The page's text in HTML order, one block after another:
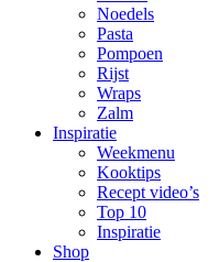
Noedels
Pasta
Pompoen
Rijst
Wraps
Zalm
Inspiratie
Weekmenu
Kooktips
Recept video’s
Top 10
Inspiratie
Shop